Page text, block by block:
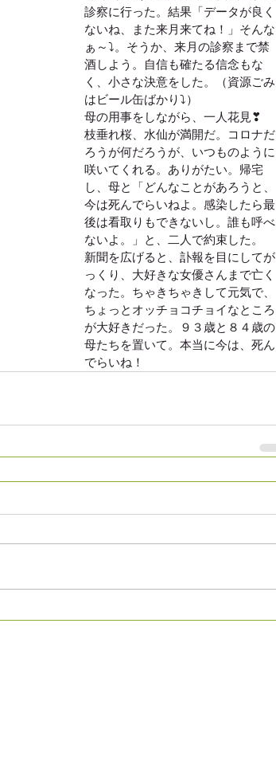
診察に行った。結果「データが良く
ないね、また来月来てね！」そんな
ぁ～⤵。そうか、来月の診察まで禁
酒しよう。自信も確たる信念もな
く、小さな決意をした。（資源ごみ
はビール缶ばかり⤵）
母の用事をしながら、一人花見❣
枝垂れ桜、水仙が満開だ。コロナだ
ろうが何だろうが、いつものように
咲いてくれる。ありがたい。帰宅
し、母と「どんなことがあろうと、
今は死んでらいねよ。感染したら最
後は看取りもできないし。誰も呼べ
ないよ。」と、二人で約束した。
新聞を広げると、訃報を目にしてが
っくり、大好きな女優さんまで亡く
なった。ちゃきちゃきして元気で、
ちょっとオッチョコチョイなところ
が大好きだった。９３歳と８４歳の
母たちを置いて。本当に今は、死ん
でらいね！